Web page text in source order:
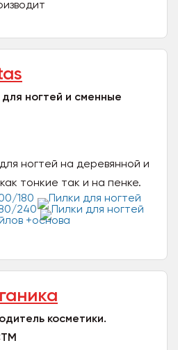
под ТМ Lunaline. Также
ногтей и сменные
ногтей на деревянной и
тонкие так и на пенке.
файлы для пилки.
косметики.